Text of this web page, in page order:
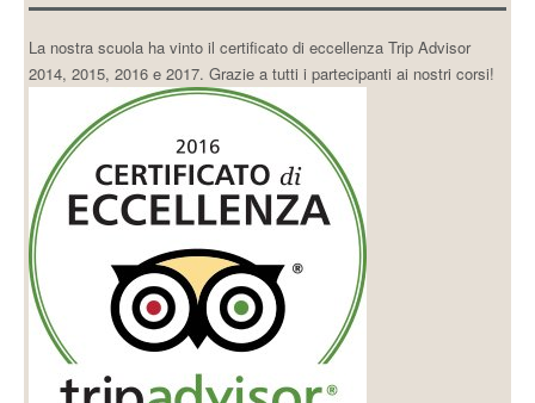
La nostra scuola ha vinto il certificato di eccellenza Trip Advisor
2014, 2015, 2016 e 2017. Grazie a tutti i partecipanti ai nostri corsi!